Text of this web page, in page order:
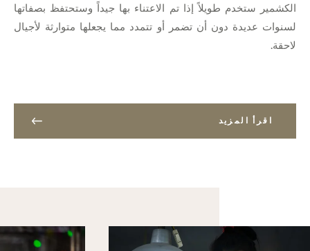
الكشمير ستخدم طويلاً إذا تم الاعتناء بها جيداً وستحتفظ بصفاتها
لسنوات عديدة دون أن تضمر أو تتمدد مما يجعلها متوارثة لأجيال
لاحقة.
اقرأ المزيد